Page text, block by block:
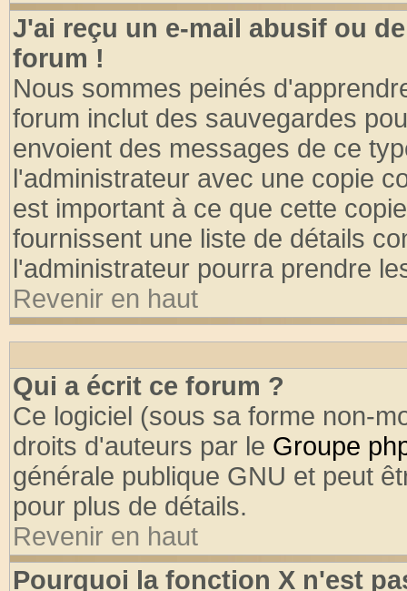
J'ai reçu un e-mail abusif ou
forum !
Nous sommes peinés
forum inclut des sauvegardes
envoient des messages de ce
l'administrateur avec une copie
est important à ce que cette
fournissent une liste de détails
l'administrateur pourra prendre
Revenir en haut
Qui a écrit ce forum ?
Ce logiciel (sous sa forme non-
droits d'auteurs par le Groupe
générale publique GNU et peut
pour plus de détails.
Revenir en haut
Pourquoi la fonction X n'est